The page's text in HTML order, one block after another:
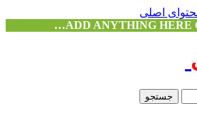
اصلی
ADD ANYTHING HERE
جستجو